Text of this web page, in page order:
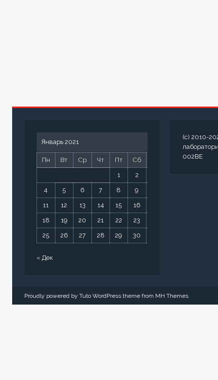
Январь 2021
Пн Вт Ср Чт Пт Сб
1 2
4 5 6 7 8 9
11 12 13 14 15 16
18 19 20 21 22 23
25 26 27 28 29 30
« Дек
(c) 2010-
002BE
Proudly powered by Tuto WordPress theme from MH Themes